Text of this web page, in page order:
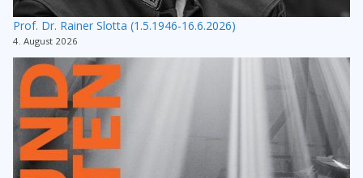
Prof. Dr. Rainer Slotta (1.5.1946-16.6.2026)
4. August 2026